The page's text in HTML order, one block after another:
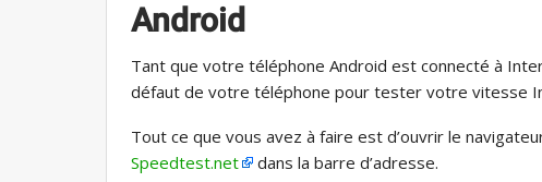
Android
Tant que votre téléphone Android est connecté à
défaut de votre téléphone pour tester votre vitesse
Tout ce que vous avez à faire est d’ouvrir le
Speedtest.net
dans la barre d’adresse.